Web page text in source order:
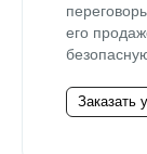
его
Заказать